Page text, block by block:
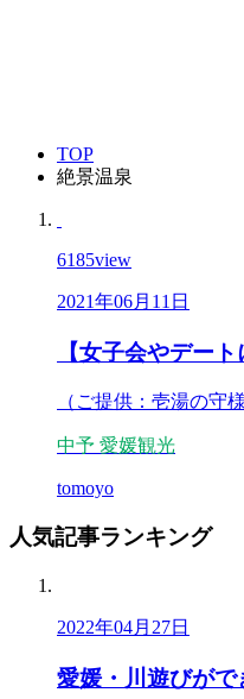
TOP
絶景温泉
6185view
2021年06月11日
【女子会やデー
（ご提供：壱湯の守
中予 愛媛観光
tomoyo
人気記事ランキング
2022年04月27日
愛媛・川遊びがで